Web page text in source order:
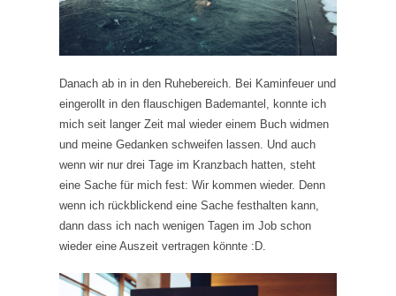
Danach ab in in den Ruhebereich. Bei Kaminfeuer und
eingerollt in den flauschigen Bademantel, konnte ich
mich seit langer Zeit mal wieder einem Buch widmen
und meine Gedanken schweifen lassen. Und auch
wenn wir nur drei Tage im Kranzbach hatten, steht
eine Sache für mich fest: Wir kommen wieder. Denn
wenn ich rückblickend eine Sache festhalten kann,
dann dass ich nach wenigen Tagen im Job schon
wieder eine Auszeit vertragen könnte :D.